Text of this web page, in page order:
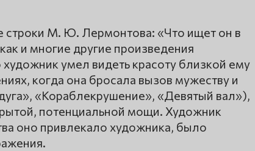
строки М. Ю. Лермонтова: «Что ищет он в
и многие другие произведения
умел видеть красоту близкой ему
когда она бросала вызов мужеству и
«Кораблекрушение», «Девятый вал»),
потенциальной мощи. Художник
оно привлекало художника, было